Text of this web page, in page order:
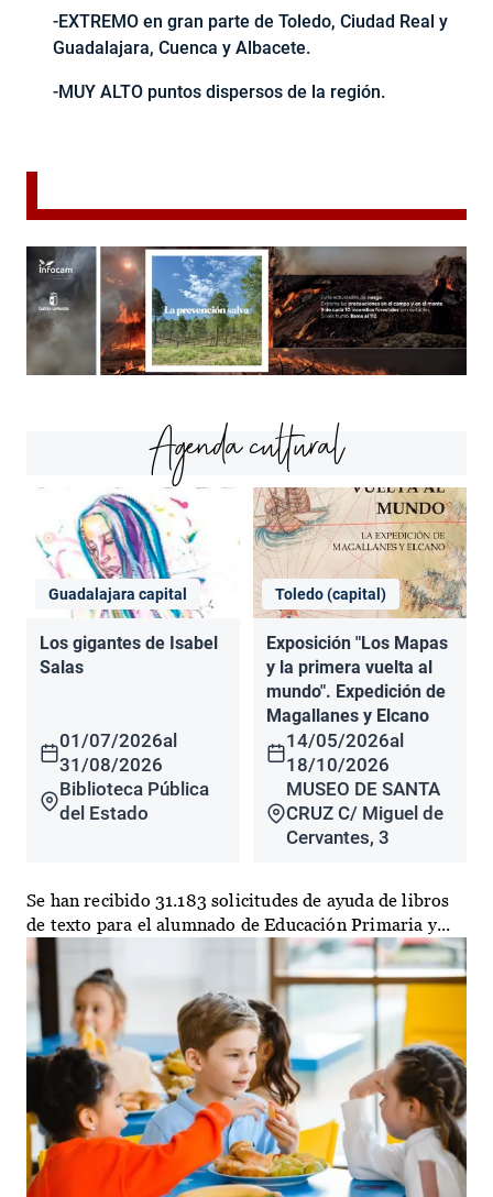
-EXTREMO en gran parte de Toledo, Ciudad Real y
Guadalajara, Cuenca y Albacete.
-MUY ALTO puntos dispersos de la región.
Agenda cultural
Guadalajara capital
Los gigantes de Isabel
Salas
01/07/2026al
31/08/2026
Biblioteca Pública
del Estado
Toledo (capital)
Exposición "Los Mapas
y la primera vuelta al
mundo". Expedición de
Magallanes y Elcano
14/05/2026al
18/10/2026
MUSEO DE SANTA
CRUZ C/ Miguel de
Cervantes, 3
Se han recibido 31.183 solicitudes de ayuda de libros
de texto para el alumnado de Educación Primaria y...